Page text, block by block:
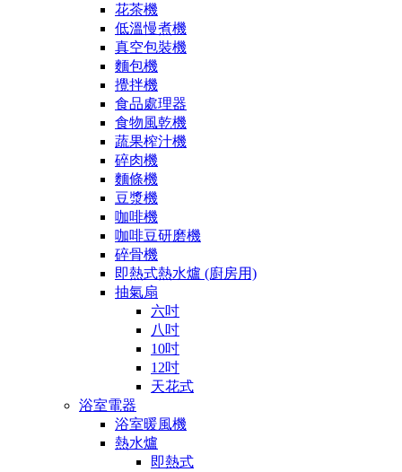
花茶機
低溫慢煮機
真空包裝機
麵包機
攪拌機
食品處理器
食物風乾機
蔬果榨汁機
碎肉機
麵條機
豆漿機
咖啡機
咖啡豆研磨機
碎骨機
即熱式熱水爐 (廚房用)
抽氣扇
六吋
八吋
10吋
12吋
天花式
浴室電器
浴室暖風機
熱水爐
即熱式